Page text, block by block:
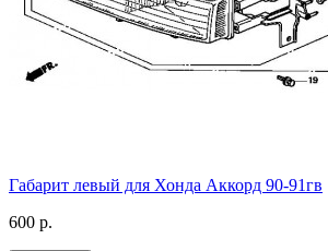
Габарит левый для Хонда Аккорд 90-91гв
600 р.